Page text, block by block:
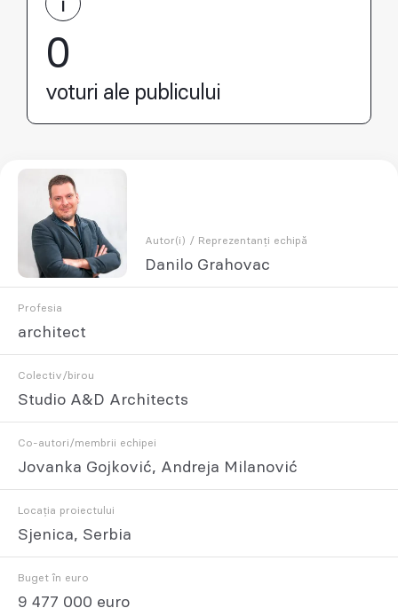
0
voturi ale publicului
Autor(i) / Reprezentanți echipă
Danilo Grahovac
Profesia
architect
Colectiv/birou
Studio A&D Architects
Co-autori/membrii echipei
Jovanka Gojković, Andreja Milanović
Locația proiectului
Sjenica, Serbia
Buget în euro
9 477 000 euro